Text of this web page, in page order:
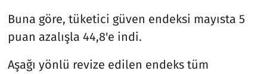
Buna göre, tüketici güven endeksi mayısta 5
puan azalışla 44,8'e indi.
Aşağı yönlü revize edilen endeks tüm
Televizyon